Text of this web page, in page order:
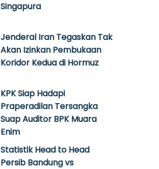
Singapura
Jenderal Iran Tegaskan Tak
Akan Izinkan Pembukaan
Koridor Kedua di Hormuz
KPK Siap Hadapi
Praperadilan Tersangka
Suap Auditor BPK Muara
Enim
Statistik Head to Head
Persib Bandung vs